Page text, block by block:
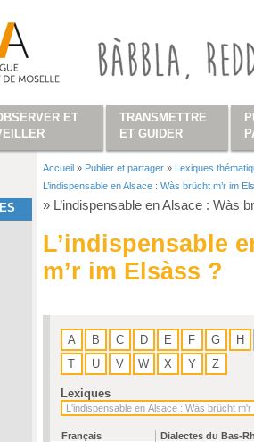
Vous êtes ici
Accueil » Publier et partager » Lexiques
L’indispensable en Alsace : Wàs brücht m’r im
» L’indispensable en Alsace : Wàs
L’indispensable
m’r im Elsàss ?
A B C D E F G
H
T
U V W X Y Z
Lexiques
Français Dialectes du Bas-
ET
TRANSMETTRE
ET GUIDER